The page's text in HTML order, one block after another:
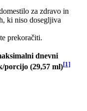
za zdravo in
ki niso dosegljiva
prekoračiti.
dnevni
porcijo (29,57 ml)[1]